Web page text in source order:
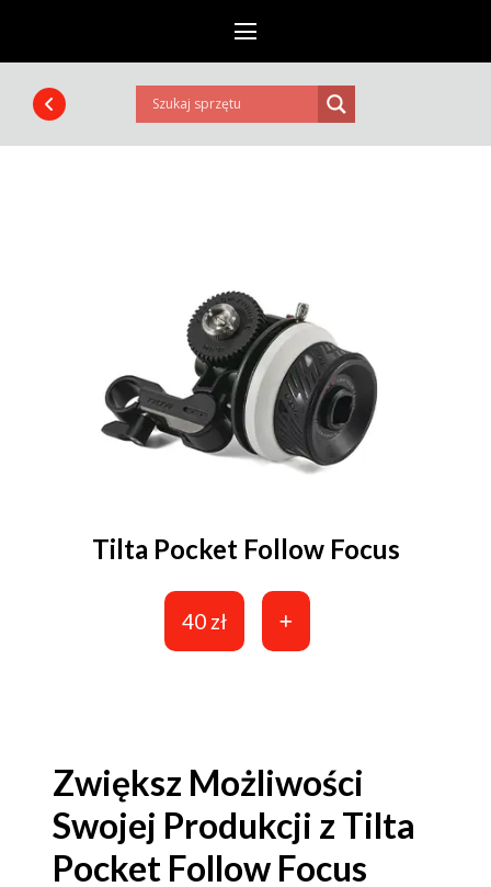
Tilta Pocket Follow Focus
40 zł
Zwiększ Możliwości
Swojej Produkcji z Tilta
Pocket Follow Focus